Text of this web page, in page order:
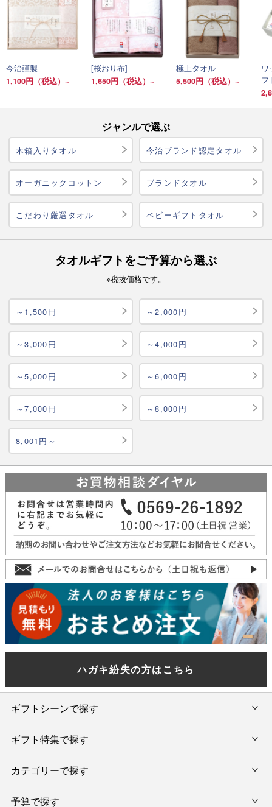
今治謹製
1,100円（税込）~
[桜おり布]
1,650円（税込）~
極上タオル
5,500円（税込）~
ワ
フ
ジャンルで選ぶ
木箱入りタオル 今治ブランド認定タオル
オーガニックコットン ブランドタオル
こだわり厳選タオル ベビーギフトタオル
タオルギフトをご予算から選ぶ
※税抜価格です。
～1,500円 ～2,000円
～3,000円 ～4,000円
～5,000円 ～6,000円
～7,000円 ～8,000円
8,001円～
ハガキ紛失の方はこちら
ギフトシーンで探す
内祝い・お返し
結婚内祝い・引出物
出産内祝い・お返し
ギフト特集で探す
旅行カタログギフト
カタログギフトランキング
カテゴリーで探す
予算で探す